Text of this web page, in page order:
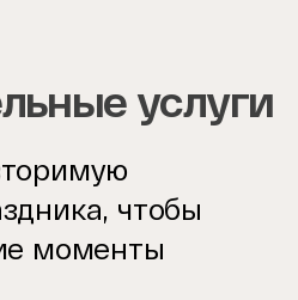
услуги
чтобы
моменты